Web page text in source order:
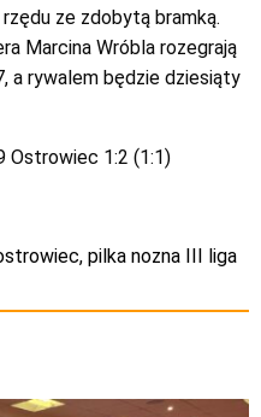
ze zdobytą bramką.
Marcina Wróbla rozegrają
a rywalem będzie dziesiąty
Ostrowiec 1:2 (1:1)
, pilka nozna III liga